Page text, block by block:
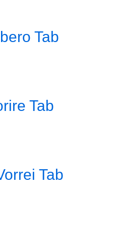
Tab
Tab
Tab